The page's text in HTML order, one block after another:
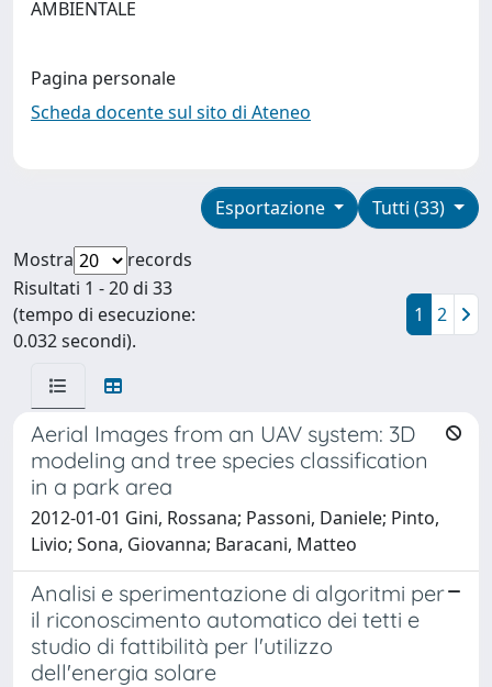
AMBIENTALE
Pagina personale
Scheda docente sul sito di Ateneo
Tutti (33)
Esportazione
Mostra
records
Risultati 1 - 20 di 33
(tempo di esecuzione:
0.032 secondi).
1 2
Aerial Images from an UAV system: 3D
modeling and tree species classification
in a park area
2012-01-01 Gini, Rossana; Passoni, Daniele; Pinto,
Livio; Sona, Giovanna; Baracani, Matteo
Analisi e sperimentazione di algoritmi per
il riconoscimento automatico dei tetti e
studio di fattibilità per l'utilizzo
dell'energia solare